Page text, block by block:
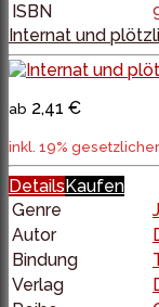
ISBN
Internat und
ab 2,41 €
inkl. 19%
Details Kaufen
Genre
Autor
Bindung
Verlag